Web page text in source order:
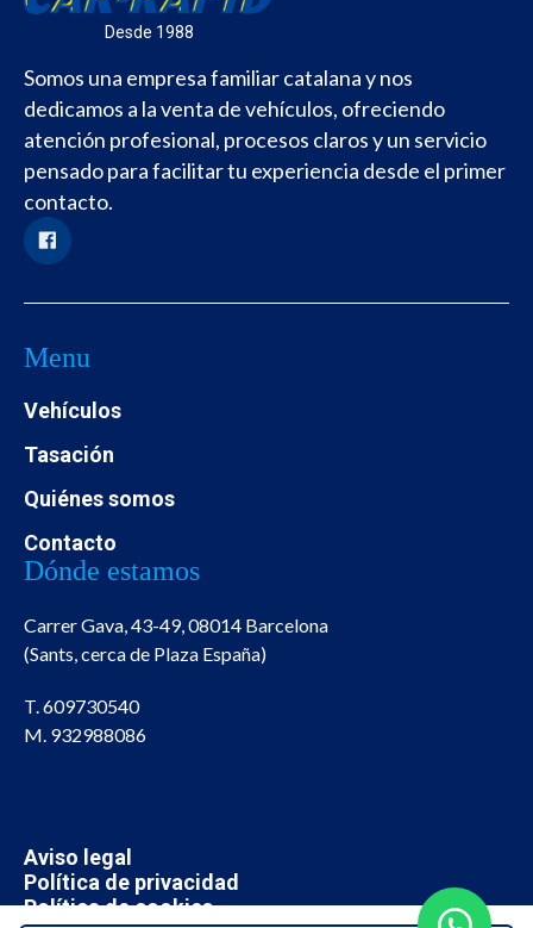
Desde 1988
Somos una empresa familiar catalana y nos
dedicamos a la venta de vehículos, ofreciendo
atención profesional, procesos claros y un servicio
pensado para facilitar tu experiencia desde el primer
contacto.
Menu
Vehículos
Tasación
Quiénes somos
Contacto
Dónde estamos
Carrer Gava, 43-49, 08014 Barcelona
(Sants, cerca de Plaza España)
T. 609730540
M. 932988086
Aviso legal
Política de privacidad
Política de cookies